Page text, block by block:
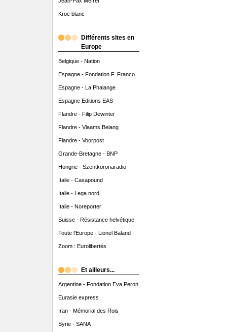
Kroc blanc
Différents sites en
Europe
Belgique - Nation
Espagne - Fondation F. Franco
Espagne - La Phalange
Espagne Editions EAS
Flandre - Filip Dewinter
Flandre - Vlaams Belang
Flandre - Voorpost
Grande-Bretagne - BNP
Hongrie - Szentkoronaradio
Italie - Casapound
Italie - Lega nord
Italie - Noreporter
Suisse - Résistance helvétique
Toute l'Europe - Lionel Baland
Zoom : Eurolibertés
Et ailleurs...
Argentine - Fondation Eva Peron
Eurasie express
Iran - Mémorial des Rois
Syrie - SANA